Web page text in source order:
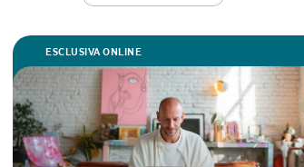
ESCLUSIVA ONLINE